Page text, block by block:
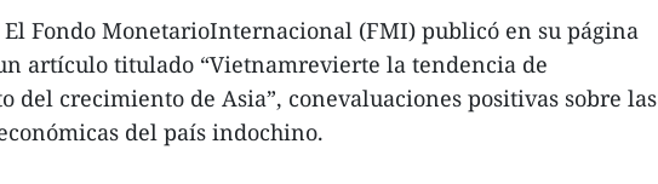
Fondo MonetarioInternacional (FMI) publicó en su página
artículo titulado “Vietnamrevierte la tendencia de
del crecimiento de Asia”, conevaluaciones positivas sobre las
del país indochino.